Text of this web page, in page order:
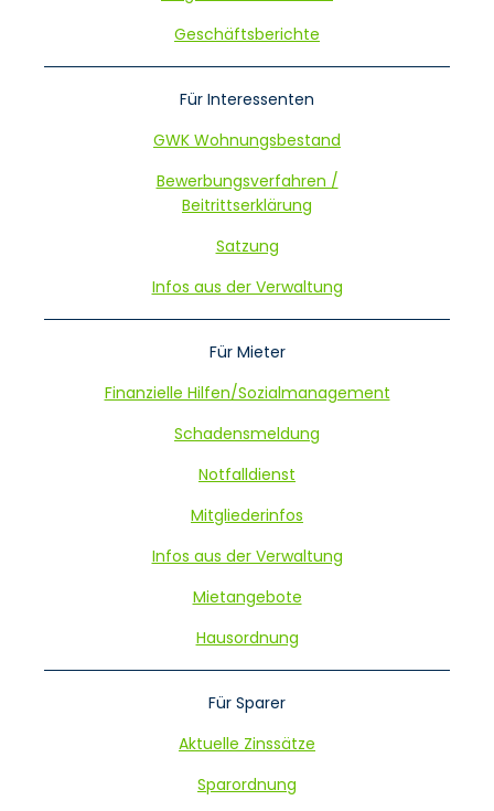
Geschäftsberichte
Für Interessenten
GWK Wohnungsbestand
Bewerbungsverfahren /
Beitrittserklärung
Satzung
Infos aus der Verwaltung
Für Mieter
Finanzielle Hilfen/Sozialmanagement
Schadensmeldung
Notfalldienst
Mitgliederinfos
Infos aus der Verwaltung
Mietangebote
Hausordnung
Für Sparer
Aktuelle Zinssätze
Sparordnung